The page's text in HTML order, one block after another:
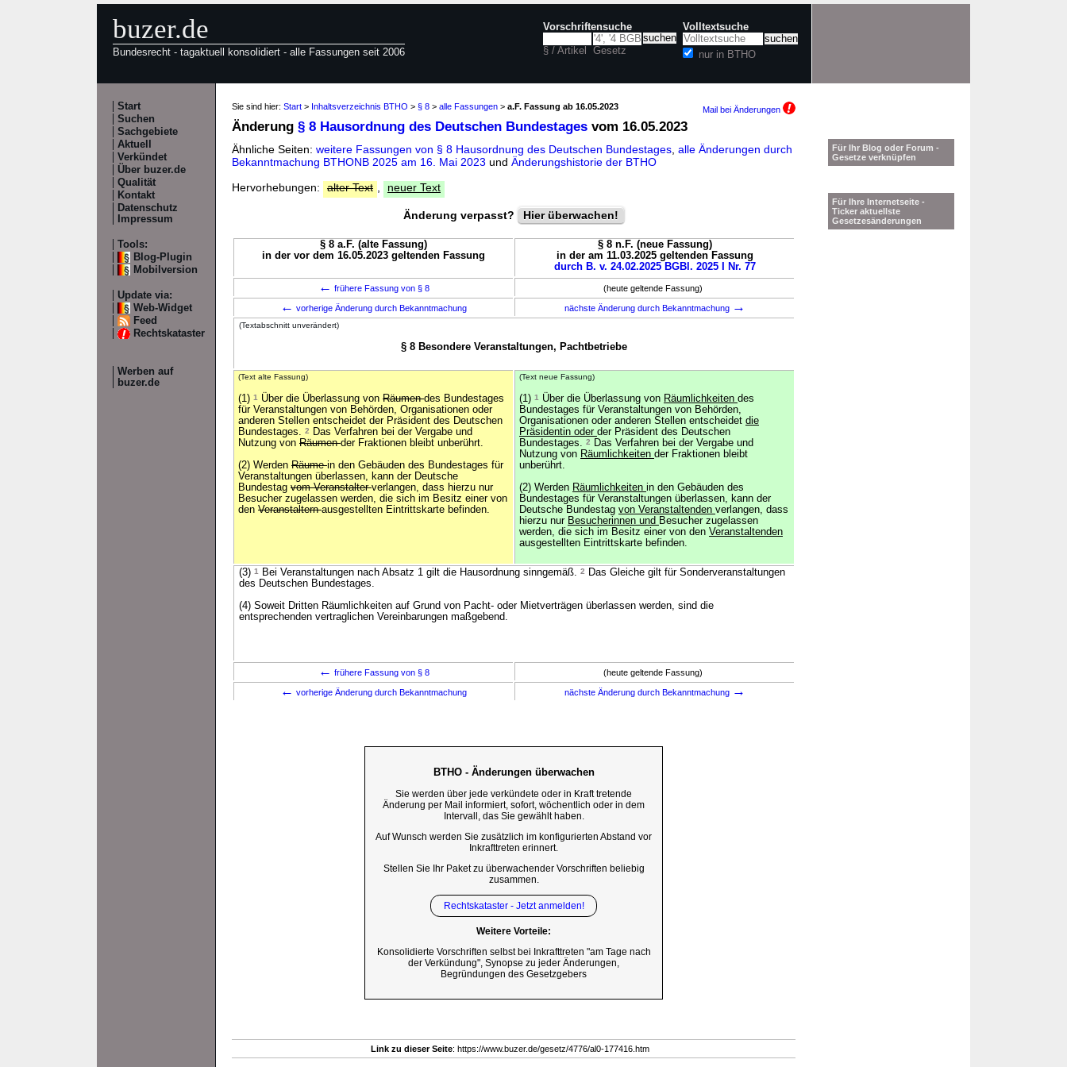
buzer.de
Bundesrecht - tagaktuell konsolidiert - alle Fassungen seit 2006
Vorschriftensuche
§ / Artikel Gesetz
Volltextsuche
nur in BTHO
Start
Suchen
Sachgebiete
Aktuell
Verkündet
Über buzer.de
Qualität
Kontakt
Datenschutz
Impressum
Tools:
Blog-Plugin
Mobilversion
Update via:
Web-Widget
Feed
Rechtskataster
Werben auf
buzer.de
Sie sind hier: Start > Inhaltsverzeichnis BTHO > § 8 > alle Fassungen > a.F. Fassung ab 16.05.2023 Mail bei Änderungen
Änderung § 8 Hausordnung des Deutschen Bundestages vom 16.05.2023
Ähnliche Seiten: weitere Fassungen von § 8 Hausordnung des Deutschen Bundestages alle Änderungen durch
Bekanntmachung BTHONB 2025 am 16. Mai 2023 und Änderungshistorie der BTHO
Hervorhebungen:
alter Text neuer Text
Änderung verpasst? Hier überwachen!
§ 8 a.F. (alte Fassung)
in der vor dem 16.05.2023 geltenden Fassung
§ 8 n.F. (neue Fassung)
in der am 11.03.2025 geltenden Fassung
durch B. v. 24.02.2025 BGBl. 2025 I Nr. 77
← frühere Fassung von § 8 (heute geltende Fassung)
← vorherige Änderung durch Bekanntmachung nächste Änderung durch Bekanntmachung →
(Textabschnitt unverändert)
§ 8 Besondere Veranstaltungen, Pachtbetriebe
(Text alte Fassung)
(1) 1 Über die Überlassung von Räumendes Bundestages
für Veranstaltungen von Behörden, Organisationen oder
anderen Stellen entscheidet der Präsident des Deutschen
Bundestages. 2
Das Verfahren bei der Vergabe und
Nutzung von Räumender Fraktionen bleibt unberührt.
(2) Werden Räumein den Gebäuden des Bundestages für
Veranstaltungen überlassen, kann der Deutsche
Bundestag vom Veranstalterverlangen, dass hierzu nur
Besucher zugelassen werden, die sich im Besitz einer von
den Veranstalternausgestellten Eintrittskarte befinden.
(Text neue Fassung)
(1) 1 Über die Überlassung von Räumlichkeiten des
Bundestages für Veranstaltungen von Behörden,
Organisationen oder anderen Stellen entscheidet die
Präsidentin oder der Präsident des Deutschen
Bundestages. 2
Das Verfahren bei der Vergabe und
Nutzung von Räumlichkeiten der Fraktionen bleibt
unberührt.
(2) Werden Räumlichkeiten in den Gebäuden des
Bundestages für Veranstaltungen überlassen, kann der
Deutsche Bundestag von Veranstaltenden verlangen, dass
hierzu nur Besucherinnen und Besucher zugelassen
werden, die sich im Besitz einer von den Veranstaltenden
ausgestellten Eintrittskarte befinden.
(3) 1 Bei Veranstaltungen nach Absatz 1 gilt die Hausordnung sinngemäß. 2
Das Gleiche gilt für Sonderveranstaltungen
des Deutschen Bundestages.
(4) Soweit Dritten Räumlichkeiten auf Grund von Pacht- oder Mietverträgen überlassen werden, sind die
entsprechenden vertraglichen Vereinbarungen maßgebend.
← frühere Fassung von § 8 (heute geltende Fassung)
← vorherige Änderung durch Bekanntmachung nächste Änderung durch Bekanntmachung →
BTHO - Änderungen überwachen
Sie werden über jede verkündete oder in Kraft tretende
Änderung per Mail informiert, sofort, wöchentlich oder in dem
Intervall, das Sie gewählt haben.
Auf Wunsch werden Sie zusätzlich im konfigurierten Abstand vor
Inkrafttreten erinnert.
Stellen Sie Ihr Paket zu überwachender Vorschriften beliebig
zusammen.
Rechtskataster - Jetzt anmelden!
Weitere Vorteile:
Konsolidierte Vorschriften selbst bei Inkrafttreten "am Tage nach
der Verkündung", Synopse zu jeder Änderungen,
Begründungen des Gesetzgebers
Link zu dieser Seite: https://www.buzer.de/gesetz/4776/al0-177416.htm
Für Ihr Blog oder Forum -
Gesetze verknüpfen
Für Ihre Internetseite -
Ticker aktuellste
Gesetzesänderungen